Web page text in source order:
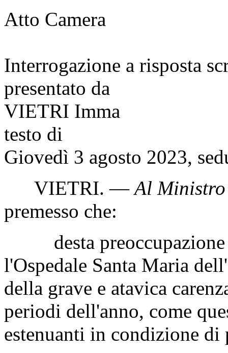
Atto Camera
Interrogazione a risposta
presentato da
VIETRI Imma
testo di
Giovedì 3 agosto 2023,
VIETRI. —Al
premesso che:
desta preoccupazione
l'Ospedale Santa Maria
della grave e atavica
periodi dell'anno, come
estenuanti in condizione di